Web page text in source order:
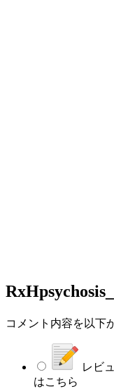
コメント内容を以下
レビ
はこちら